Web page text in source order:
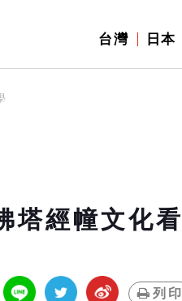
台灣 日本
塔經幢文化看
列印